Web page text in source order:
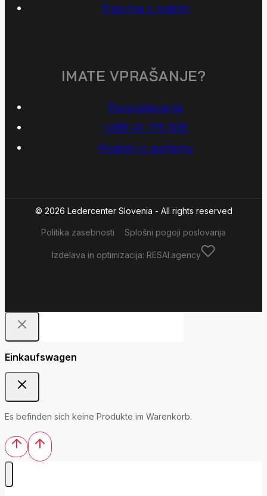
Trgovina z izdelki
IMATE VPRAŠANJE?
Povpraševanje
+386 41 715 935
Podatki o podjetju
© 2026 Ledercenter Slovenia - All rights reserved
Politika zasebnosti Splošni pogoji poslovanja
Izdelava in optimizacija: RESAI.agency
Einkaufswagen
Es befinden sich keine Produkte im Warenkorb.